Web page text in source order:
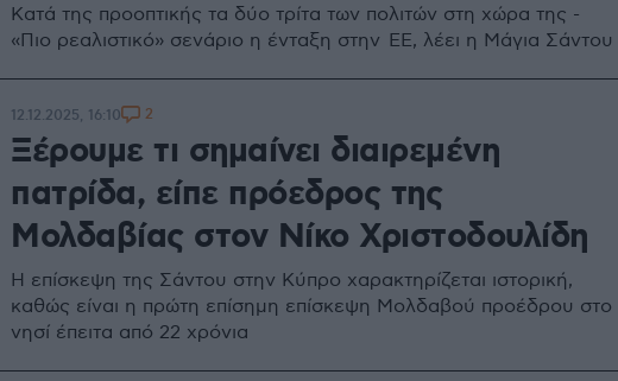
Κατά της προοπτικής τα δύο τρίτα των πολιτών στη χώρα της -
«Πιο ρεαλιστικό» σενάριο η ένταξη στην ΕΕ, λέει η Μάγια Σάντου
Ξέρουμε τι σημαίνει διαιρεμένη
πατρίδα, είπε πρόεδρος της
Μολδαβίας στον Νίκο Χριστοδουλίδη
Η επίσκεψη της Σάντου στην Κύπρο χαρακτηρίζεται ιστορική,
καθώς είναι η πρώτη επίσημη επίσκεψη Μολδαβού προέδρου στο
νησί έπειτα από 22 χρόνια
12.12.2025, 16:10 2